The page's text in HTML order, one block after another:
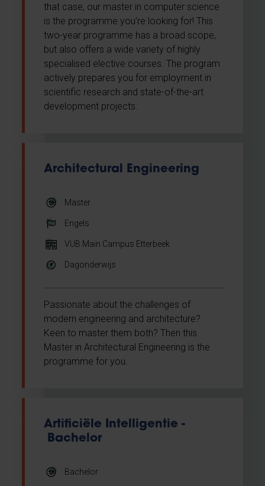
that case, our master in computer science
is the programme you’re looking for! This
two-year programme has a broad scope,
but also offers a wide variety of highly
specialised elective courses. The program
actively prepares you for employment in
scientific research and state-of-the-art
development projects.
Architectural Engineering
Master
Engels
VUB Main Campus Etterbeek
Dagonderwijs
Passionate about the challenges of
modern engineering and architecture?
Keen to master them both? Then this
Master in Architectural Engineering is the
programme for you.
Artificiële Intelligentie -
Bachelor
Bachelor